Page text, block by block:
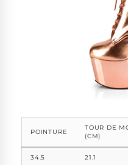
POINTURE
TOUR DE
(CM)
34.5 21.1